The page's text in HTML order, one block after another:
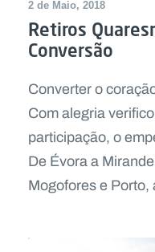
2 de Maio, 2018
Retiros
Conversão
Converter o
Com alegria
participação, o
De Évora a
Mogofores e